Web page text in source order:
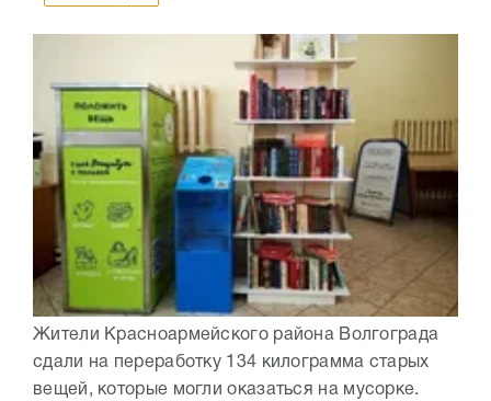
Жители Красноармейского района Волгограда
сдали на переработку 134 килограмма старых
вещей, которые могли оказаться на мусорке.